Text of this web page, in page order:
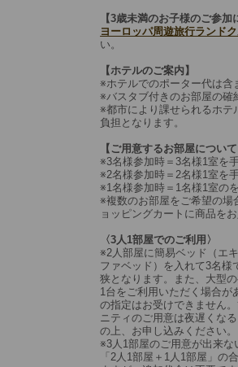
【3歳未満のお子様のご参加
ヨーロッパ周遊旅行ランド
い。
【ホテルのご案内】
※ホテルでのポーター代は含
※バスタブ付きのお部屋の確
※都市により課せられるホテ
負担となります。
【ご用意するお部屋について
※3名様参加時＝3名様1室を
※2名様参加時＝2名様1室を
※1名様参加時＝1名様1室の
※複数のお部屋をご希望の場
ョッピングカートに商品をお
〈3人1部屋でのご利用〉
※2人部屋に簡易ベッド（エ
ファベッド）を入れて3名様
狭となります。また、大型
1台をご利用いただく場合が
の指定はお受けできません
ニティのご用意は夜遅くな
の上、お申し込みください。
※3人1部屋のご用意が出来な
「2人1部屋＋1人1部屋」の